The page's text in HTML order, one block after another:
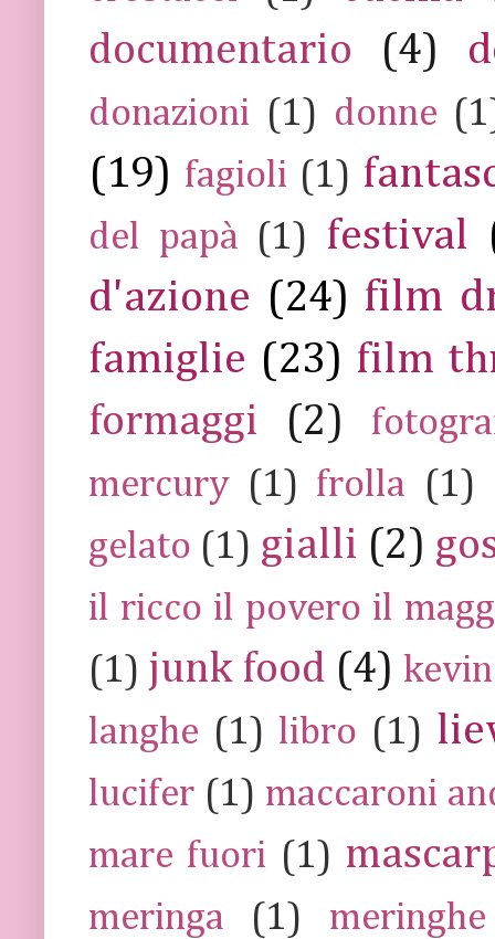
documentario
(4)
donazioni (1) donne
(19) fagioli (1)
del papà (1) festival
d'azione (24) film
famiglie (23) film
formaggi
(2)
mercury (1) frolla (1)
gelato (1) gialli (2)
il ricco il povero il
(1) junk food (4)
langhe (1) libro (1)
lucifer (1) maccaroni
mare fuori (1)
meringa (1)
meringhe